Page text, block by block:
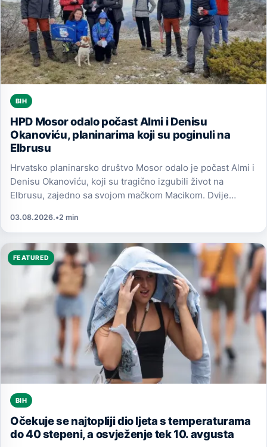
BIH
HPD Mosor odalo počast Almi i Denisu
Okanoviću, planinarima koji su poginuli na
Elbrusu
Hrvatsko planinarsko društvo Mosor odalo je počast Almi i
Denisu Okanoviću, koji su tragično izgubili život na
Elbrusu, zajedno sa svojom mačkom Macikom. Dvije
03.08.2026.•2 min
FEATURED
BIH
Očekuje se najtopliji dio ljeta s temperaturama
do 40 stepeni, a osvježenje tek 10. avgusta